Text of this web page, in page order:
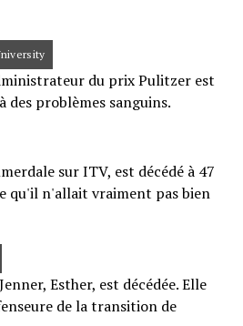
du prix Pulitzer est
des problèmes sanguins.
sur ITV, est décédé à 47
qu'il n'allait vraiment pas bien
Esther, est décédée. Elle
de la transition de